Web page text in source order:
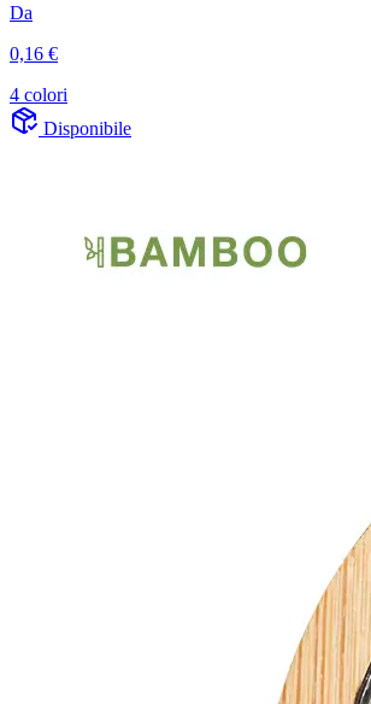
Da
0,16 €
4 colori
Disponibile